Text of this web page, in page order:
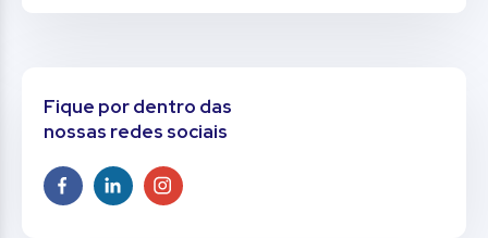
Fique por dentro das
nossas redes sociais